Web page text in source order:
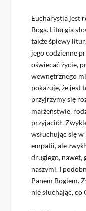
Eucharystia jest
Boga. Liturgia
także śpiewy
jego codzienne
oświecać życie,
wewnętrznego
pokazuje, że jest
przyjrzymy się
małżeństwie,
przyjaciół.
wsłuchując się
empatii, ale
drugiego, nawet,
naszymi. I
Panem Bogiem.
nie słuchając,